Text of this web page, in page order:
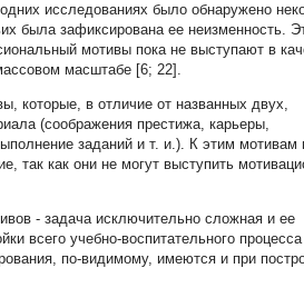
исследованиях было обнаружено
была зафиксирована ее неизменность.
мотивы пока не выступают в
масштабе [6; 22].
которые, в отличие от названных двух,
(соображения престижа, карьеры,
заданий и т. и.). К этим мотивам
так как они не могут выступить
- задача исключительно сложная и ее
всего учебно-воспитательного
по-видимому, имеются и при